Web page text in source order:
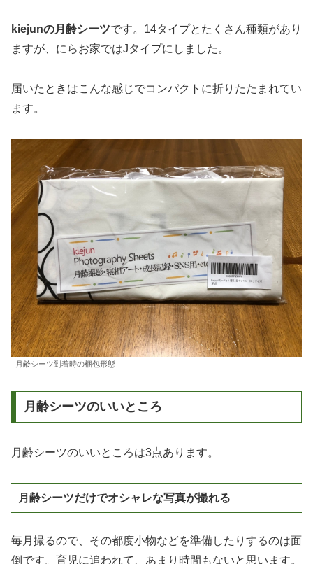
kiejunの月齢シーツです。14タイプとたくさん種類があり
ますが、にらお家ではJタイプにしました。
届いたときはこんな感じでコンパクトに折りたたまれてい
ます。
月齢シーツ到着時の梱包形態
月齢シーツのいいところ
月齢シーツのいいところは3点あります。
月齢シーツだけでオシャレな写真が撮れる
毎月撮るので、その都度小物などを準備したりするのは面
倒です。育児に追われて、あまり時間もないと思います。